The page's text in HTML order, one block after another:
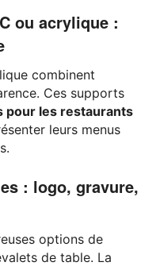
ou acrylique :
combinent
Ces supports
pour les restaurants
leurs menus
: logo, gravure,
options de
de table. La